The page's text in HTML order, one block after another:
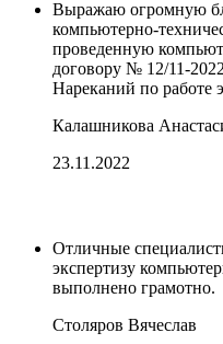
Выражаю огромную
компьютерно-
проведенную
договору № 12/11-
Нареканий по работе
Калашникова
23.11.2022
Отличные
экспертизу
выполнено грамотно.
Столяров Вячеслав